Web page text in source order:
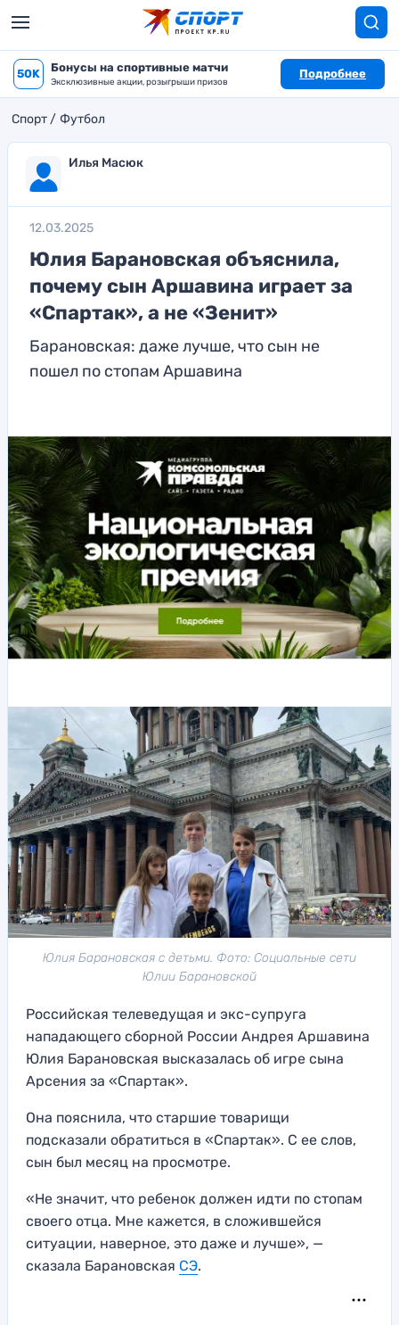
50K Бонусы на спортивные матчи
Эксклюзивные акции, розыгрыши призов
Подробнее
Спорт Футбол
Илья Масюк
12.03.2025
Юлия Барановская объяснила,
почему сын Аршавина играет за
«Спартак», а не «Зенит»
Барановская: даже лучше, что сын не
пошел по стопам Аршавина
Юлия Барановская с детьми. Фото: Социальные сети
Юлии Барановской
Российская телеведущая и экс-супруга
нападающего сборной России Андрея Аршавина
Юлия Барановская высказалась об игре сына
Арсения за «Спартак».
Она пояснила, что старшие товарищи
подсказали обратиться в «Спартак». С ее слов,
сын был месяц на просмотре.
«Не значит, что ребенок должен идти по стопам
своего отца. Мне кажется, в сложившейся
ситуации, наверное, это даже и лучше», —
сказала Барановская СЭ.